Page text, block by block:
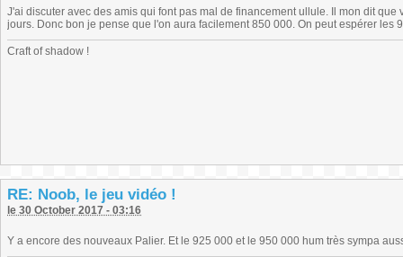
J'ai discuter avec des amis qui font pas mal de financement ullule. Il mon dit
jours. Donc bon je pense que l'on aura facilement 850 000. On peut espérer les
Craft of shadow !
RE: Noob, le jeu vidéo !
le 30 October 2017 - 03:16
Y a encore des nouveaux Palier. Et le 925 000 et le 950 000 hum très sympa